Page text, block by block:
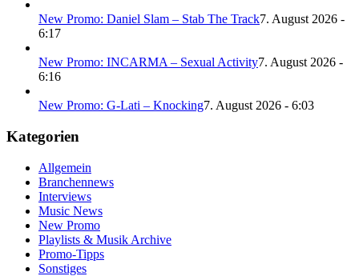
New Promo: Daniel Slam – Stab The Track7. August 2026 -
6:17
New Promo: INCARMA – Sexual Activity7. August 2026 -
6:16
New Promo: G-Lati – Knocking7. August 2026 - 6:03
Kategorien
Allgemein
Branchennews
Interviews
Music News
New Promo
Playlists & Musik Archive
Promo-Tipps
Sonstiges